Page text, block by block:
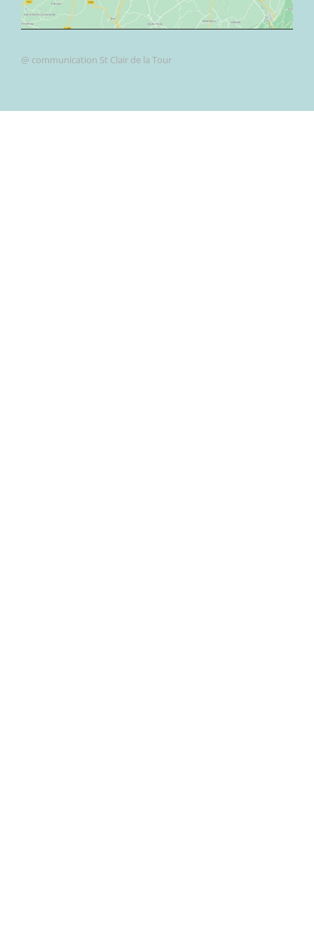
@ communication St Clair de la Tour